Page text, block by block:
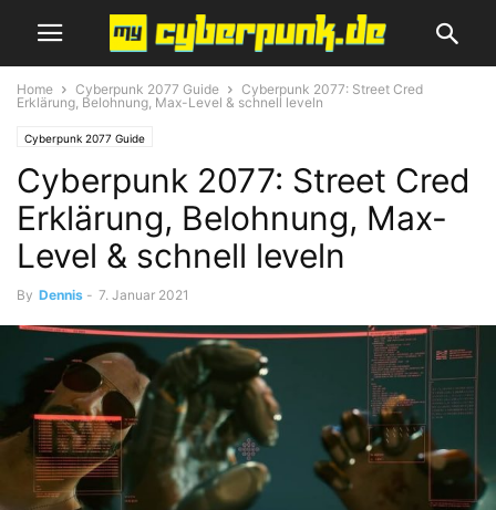
Home Cyberpunk 2077 Guide
Cyberpunk 2077: Street Cred
Erklärung, Belohnung, Max-Level & schnell leveln
Cyberpunk 2077 Guide
Cyberpunk 2077: Street Cred
Erklärung, Belohnung, Max-
Level & schnell leveln
By Dennis - 7. Januar 2021